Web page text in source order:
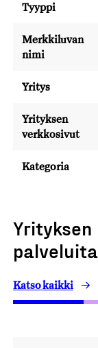
Tyyppi
Merkkiluvan
nimi
Yritys
Yrityksen
verkkosivut
Kategoria
palveluita
Katso kaikki